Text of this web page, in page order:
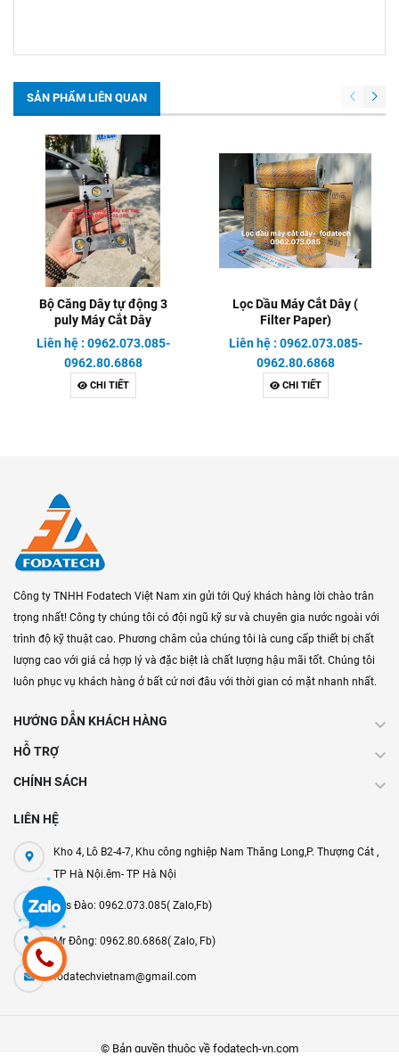
SẢN PHẨM LIÊN QUAN
Bộ Căng Dây tự động 3
puly Máy Cắt Dây
Liên hệ : 0962.073.085-
0962.80.6868
CHI TIẾT
Lọc Dầu Máy Cắt Dây (
Filter Paper)
Liên hệ : 0962.073.085-
0962.80.6868
CHI TIẾT
Công ty TNHH Fodatech Việt Nam xin gửi tới Quý khách hàng lời chào trân
trọng nhất! Công ty chúng tôi có đội ngũ kỹ sư và chuyên gia nước ngoài với
trình độ kỹ thuật cao. Phương châm của chúng tôi là cung cấp thiết bị chất
lượng cao với giá cả hợp lý và đặc biệt là chất lượng hậu mãi tốt. Chúng tôi
luôn phục vụ khách hàng ở bất cứ nơi đâu với thời gian có mặt nhanh nhất.
HƯỚNG DẪN KHÁCH HÀNG
HỖ TRỢ
CHÍNH SÁCH
LIÊN HỆ
Kho 4, Lô B2-4-7, Khu công nghiệp Nam Thăng Long,P. Thượng Cát ,
TP Hà Nội.êm- TP Hà Nội
Mrs Đào: 0962.073.085( Zalo,Fb)
Mr Đông: 0962.80.6868( Zalo, Fb)
fodatechvietnam@gmail.com
© Bản quyền thuộc về fodatech-vn.com